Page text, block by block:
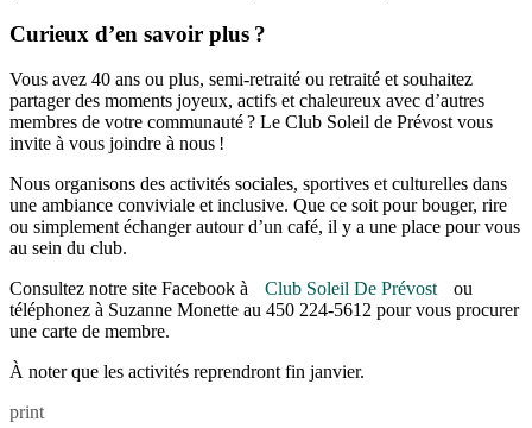
Curieux d’en savoir plus ?
Vous avez 40 ans ou plus, semi-retraité ou retraité et souhaitez
partager des moments joyeux, actifs et chaleureux avec d’autres
membres de votre communauté ? Le Club Soleil de Prévost vous
invite à vous joindre à nous !
Nous organisons des activités sociales, sportives et culturelles dans
une ambiance conviviale et inclusive. Que ce soit pour bouger, rire
ou simplement échanger autour d’un café, il y a une place pour vous
au sein du club.
Consultez notre site Facebook à
Club Soleil De Prévost
ou
téléphonez à Suzanne Monette au 450 224-5612 pour vous procurer
une carte de membre.
À noter que les activités reprendront fin janvier.
print